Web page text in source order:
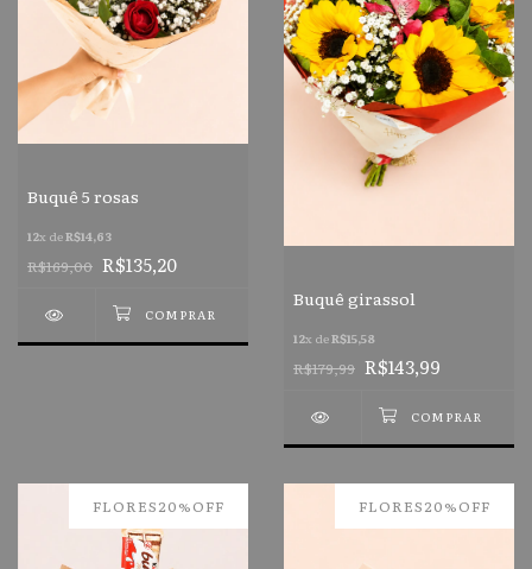
Buquê 5 rosas
12x deR$14,63
R$169,00 R$135,20
Buquê girassol
12x deR$15,58
R$179,99 R$143,99
FLORES20%OFF FLORES20%OFF